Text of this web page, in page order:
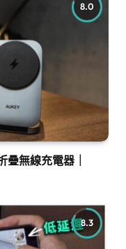
8.0
無線充電器｜
8.3